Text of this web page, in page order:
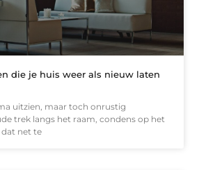
die je huis weer als nieuw laten
uitzien, maar toch onrustig
trek langs het raam, condens op het
net te